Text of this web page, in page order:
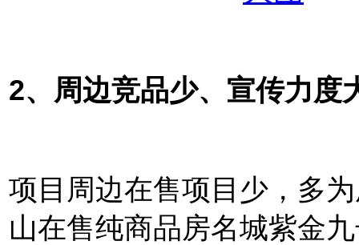
2、周边竞品少、宣传力度
项目周边在售项目少，多
山在售纯商品房名城紫金